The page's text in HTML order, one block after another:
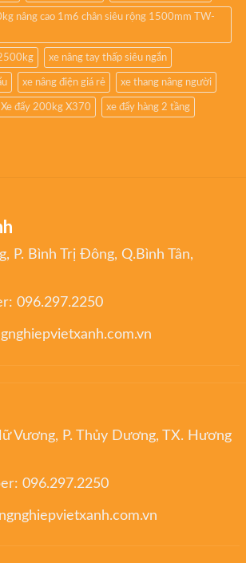
nâng cao 1m6 chân siêu rộng 1500mm TW-
xe nâng tay thấp siêu ngắn
xe nâng điện giá rẻ xe thang nâng người
Xe đẩy 200kg X370 xe đẩy hàng 2 tầng
P. Bình Trị Đông, Q.Bình Tân,
096.297.2250
Vương, P. Thủy Dương, TX. Hương
096.297.2250